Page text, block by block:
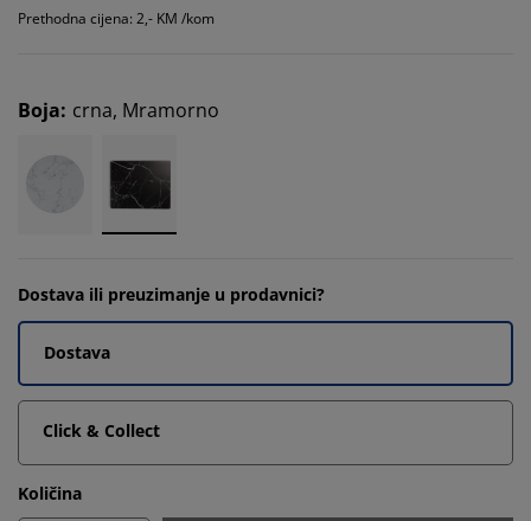
Prethodna cijena: 2,- KM /kom
Boja: crna, Mramorno
Dostava ili preuzimanje u prodavnici?
Dostava
Click & Collect
Količina